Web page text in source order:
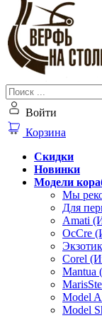
Войти
Корзина
Скидки
Новинки
Модели
Мы
Для
Amati
OcCre
Corel
Mantua
Model
Model